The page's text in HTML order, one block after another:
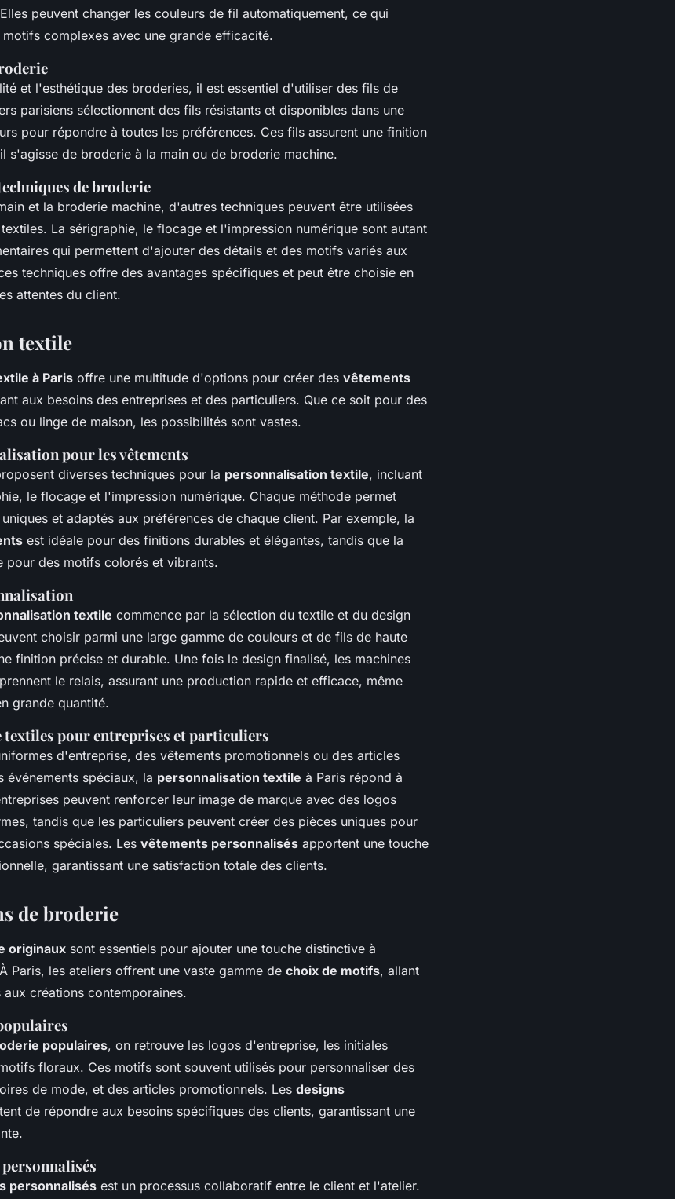
peuvent changer les couleurs de fil automatiquement, ce qui
complexes avec une grande efficacité.
et l'esthétique des broderies, il est essentiel d'utiliser des fils de
parisiens sélectionnent des fils résistants et disponibles dans une
pour répondre à toutes les préférences. Ces fils assurent une finition
s'agisse de broderie à la main ou de broderie machine.
de broderie
et la broderie machine, d'autres techniques peuvent être utilisées
La sérigraphie, le flocage et l'impression numérique sont autant
qui permettent d'ajouter des détails et des motifs variés aux
techniques offre des avantages spécifiques et peut être choisie en
attentes du client.
textile
à Paris offre une multitude d'options pour créer des vêtements
aux besoins des entreprises et des particuliers. Que ce soit pour des
ou linge de maison, les possibilités sont vastes.
pour les vêtements
diverses techniques pour la personnalisation textile, incluant
le flocage et l'impression numérique. Chaque méthode permet
et adaptés aux préférences de chaque client. Par exemple, la
est idéale pour des finitions durables et élégantes, tandis que la
pour des motifs colorés et vibrants.
textile commence par la sélection du textile et du design
choisir parmi une large gamme de couleurs et de fils de haute
finition précise et durable. Une fois le design finalisé, les machines
le relais, assurant une production rapide et efficace, même
grande quantité.
textiles pour entreprises et particuliers
d'entreprise, des vêtements promotionnels ou des articles
événements spéciaux, la personnalisation textile à Paris répond à
peuvent renforcer leur image de marque avec des logos
tandis que les particuliers peuvent créer des pièces uniques pour
spéciales. Les vêtements personnalisés apportent une touche
garantissant une satisfaction totale des clients.
de broderie
originaux sont essentiels pour ajouter une touche distinctive à
Paris, les ateliers offrent une vaste gamme de choix de motifs, allant
créations contemporaines.
populaires, on retrouve les logos d'entreprise, les initiales
floraux. Ces motifs sont souvent utilisés pour personnaliser des
de mode, et des articles promotionnels. Les designs
de répondre aux besoins spécifiques des clients, garantissant une
personnalisés est un processus collaboratif entre le client et l'atelier.